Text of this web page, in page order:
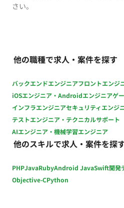
さい。
他の職種で求人・案件を探す
バックエンドエンジニアフロントエンジ
iOSエンジニア・Androidエンジニアゲ
インフラエンジニアセキュリティエンジ
テストエンジニア・テクニカルサポート
AIエンジニア・機械学習エンジニア
他のスキルで求人・案件を探
PHPJavaRubyAndroid JavaSwift開発
Objective-CPython